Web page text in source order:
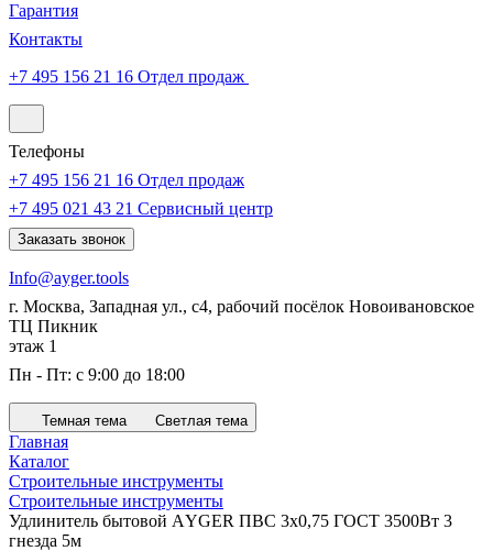
Гарантия
Контакты
+7 495 156 21 16 Отдел продаж
Телефоны
+7 495 156 21 16 Отдел продаж
+7 495 021 43 21 Cервисный центр
Заказать звонок
Info@ayger.tools
г. Москва, Западная ул., с4, рабочий посёлок Новоивановское
ТЦ Пикник
этаж 1
Пн - Пт: с 9:00 до 18:00
Темная тема Светлая тема
Главная
Каталог
Строительные инструменты
Строительные инструменты
Удлинитель бытовой АYGER ПВС 3х0,75 ГОСТ 3500Вт 3
гнезда 5м